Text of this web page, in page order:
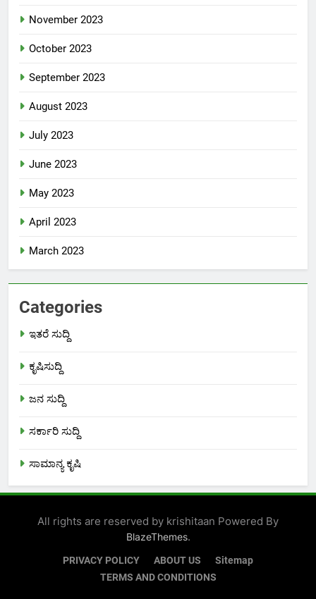
November 2023
October 2023
September 2023
August 2023
July 2023
June 2023
May 2023
April 2023
March 2023
Categories
ಇತರೆ ಸುದ್ದಿ
ಕೃಷಿಸುದ್ದಿ
ಜನ ಸುದ್ದಿ
ಸರ್ಕಾರಿ ಸುದ್ದಿ
ಸಾಮಾನ್ಯ ಕೃಷಿ
All rights are reserved by krishitaan Powered By
BlazeThemes.
PRIVACY POLICY ABOUT US
Sitemap
TERMS AND CONDITIONS